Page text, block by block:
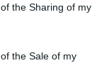
the Sharing of my
the Sale of my